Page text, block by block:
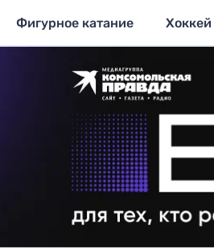
Фигурное катание Хоккей